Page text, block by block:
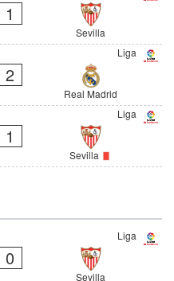
1
Sevilla
Liga
2
Real Madrid
Liga
1
Sevilla
Liga
0
Sevilla